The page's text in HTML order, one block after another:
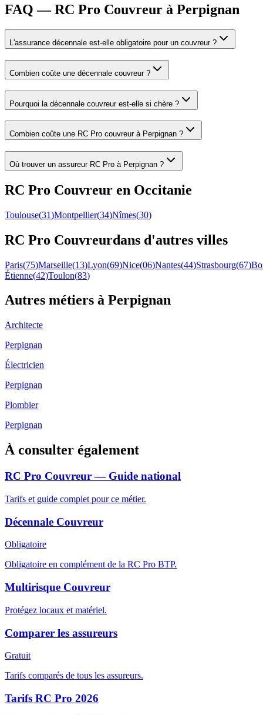
FAQ — RC Pro Couvreur à Perpignan
L'assurance décennale est-elle obligatoire pour un couvreur ?
Combien coûte une décennale couvreur ?
Pourquoi la décennale couvreur est-elle si chère ?
Combien coûte une RC Pro couvreur à Perpignan ?
Où trouver un assureur RC Pro à Perpignan ?
RC Pro Couvreur en Occitanie
Toulouse(31)Montpellier(34)Nîmes(30)
RC Pro Couvreurdans d'autres villes
Paris(75)Marseille(13)Lyon(69)Nice(06)Nantes(44)Strasbourg(67)
Étienne(42)Toulon(83)
Autres métiers à Perpignan
Architecte
Perpignan
Électricien
Perpignan
Plombier
Perpignan
À consulter également
RC Pro Couvreur — Guide national
Tarifs et guide complet pour ce métier.
Décennale Couvreur
Obligatoire
Obligatoire en complément de la RC Pro BTP.
Multirisque Couvreur
Protégez locaux et matériel.
Comparer les assureurs
Gratuit
Tarifs comparés de tous les assureurs.
Tarifs RC Pro 2026